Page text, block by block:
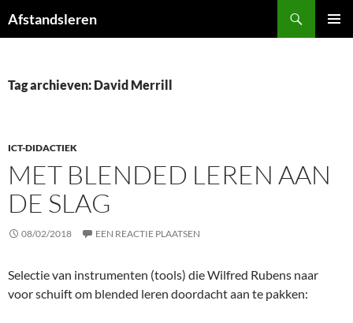
naar
Afstandsleren
Tag archieven: David Merrill
ICT-DIDACTIEK
MET BLENDED LEREN AAN
DE SLAG
08/02/2018 EEN REACTIE PLAATSEN
Selectie van instrumenten (tools) die Wilfred Rubens naar
voor schuift om blended leren doordacht aan te pakken: